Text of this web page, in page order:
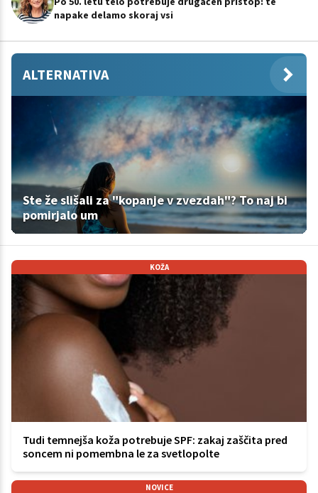
napake delamo skoraj vsi
ALTERNATIVA
Ste že slišali za "kopanje v zvezdah"? To naj bi
pomirjalo um
KOŽA
Tudi temnejša koža potrebuje SPF: zakaj zaščita pred
soncem ni pomembna le za svetlopolte
NOVICE